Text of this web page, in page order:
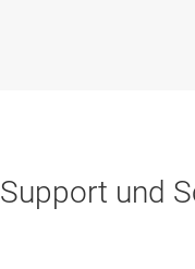
Support und